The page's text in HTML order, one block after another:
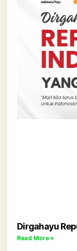
Dirgahayu
Read More »